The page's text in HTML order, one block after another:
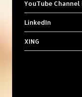
YouTube Channel
LinkedIn
XING